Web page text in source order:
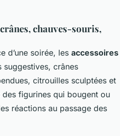
chauves-souris,
d’une soirée, les accessoires
crânes
citrouilles sculptées et
des figurines qui bougent ou
réactions au passage des